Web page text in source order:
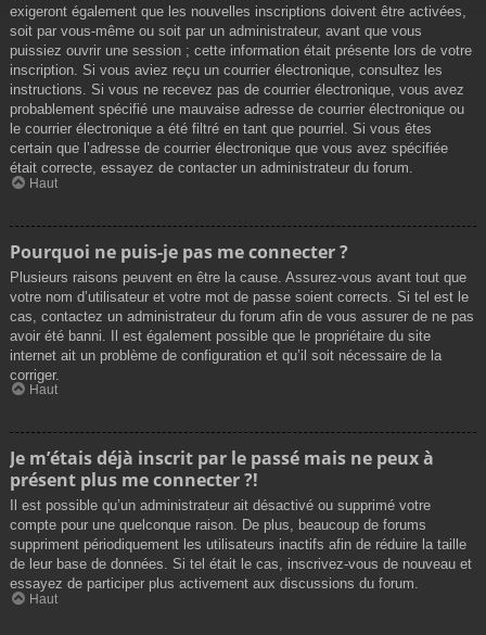
exigeront également que les nouvelles inscriptions doivent être activées,
soit par vous-même ou soit par un administrateur, avant que vous
puissiez ouvrir une session ; cette information était présente lors de votre
inscription. Si vous aviez reçu un courrier électronique, consultez les
instructions. Si vous ne recevez pas de courrier électronique, vous avez
probablement spécifié une mauvaise adresse de courrier électronique ou
le courrier électronique a été filtré en tant que pourriel. Si vous êtes
certain que l’adresse de courrier électronique que vous avez spécifiée
était correcte, essayez de contacter un administrateur du forum.
Haut
Pourquoi ne puis-je pas me connecter ?
Plusieurs raisons peuvent en être la cause. Assurez-vous avant tout que
votre nom d’utilisateur et votre mot de passe soient corrects. Si tel est le
cas, contactez un administrateur du forum afin de vous assurer de ne pas
avoir été banni. Il est également possible que le propriétaire du site
internet ait un problème de configuration et qu’il soit nécessaire de la
corriger.
Haut
Je m’étais déjà inscrit par le passé mais ne peux à
présent plus me connecter ?!
Il est possible qu’un administrateur ait désactivé ou supprimé votre
compte pour une quelconque raison. De plus, beaucoup de forums
suppriment périodiquement les utilisateurs inactifs afin de réduire la taille
de leur base de données. Si tel était le cas, inscrivez-vous de nouveau et
essayez de participer plus activement aux discussions du forum.
Haut